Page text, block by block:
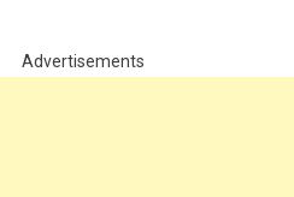
Advertisements